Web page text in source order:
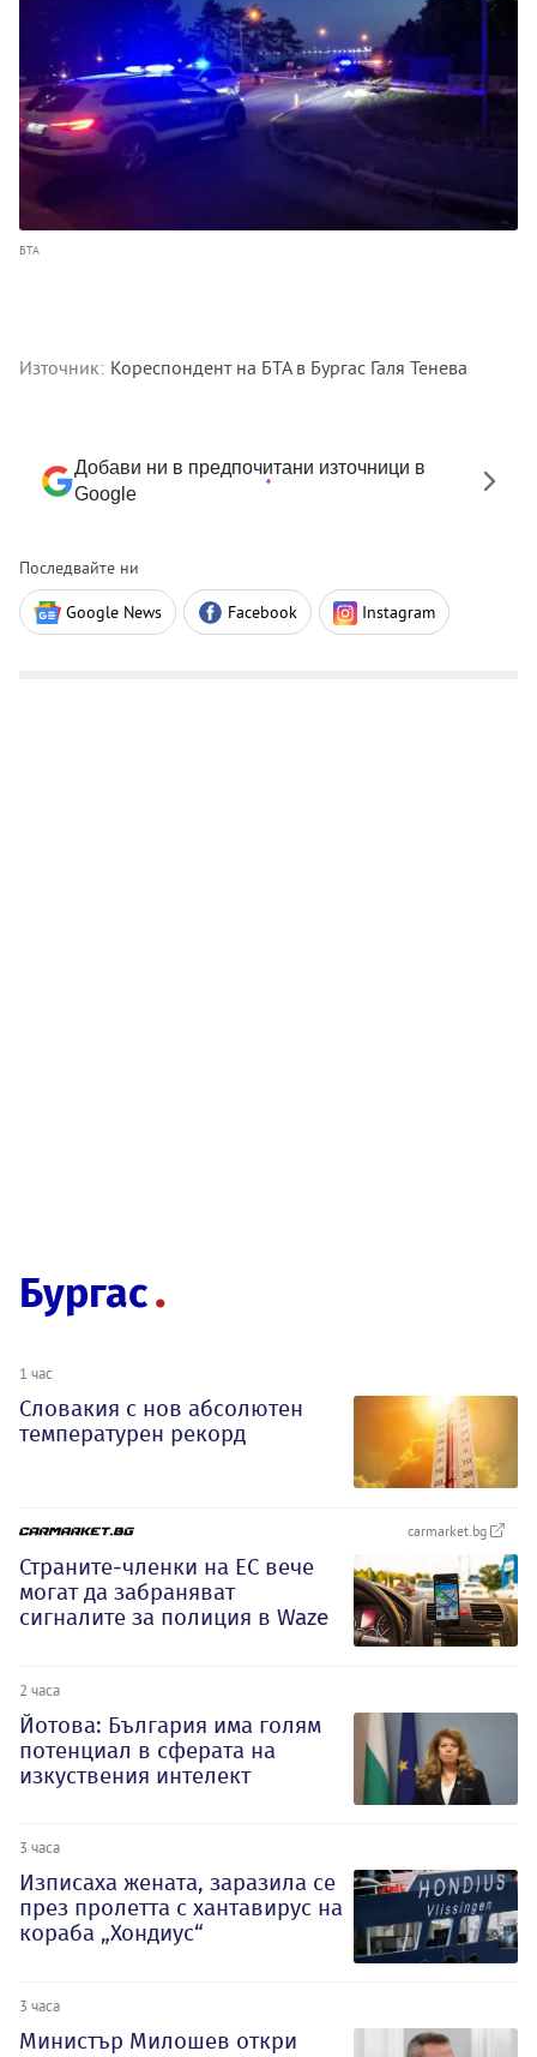
БТА
Източник: Кореспондент на БТА в Бургас Галя Тенева
Добави ни в предпочитани източници в
Google
Последвайте ни
Google News Facebook Instagram
Бургас
1 час
Словакия с нов абсолютен
температурен рекорд
carmarket.bg
Страните-членки на ЕС вече
могат да забраняват
сигналите за полиция в Waze
2 часа
Йотова: България има голям
потенциал в сферата на
изкуствения интелект
3 часа
Изписаха жената, заразила се
през пролетта с хантавирус на
кораба „Хондиус“
3 часа
Министър Милошев откри